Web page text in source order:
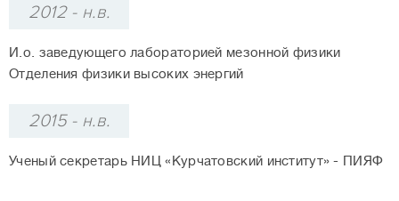
2012 - н.в.
И.о. заведующего лабораторией мезонной физики
Отделения физики высоких энергий
2015 - н.в.
Ученый секретарь НИЦ «Курчатовский институт» - ПИЯФ